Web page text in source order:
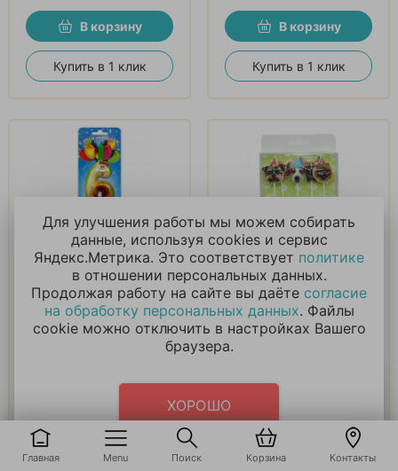
Главная Menu Поиск Корзина Контакты
В корзину
Купить в 1 клик
В корзину
Купить в 1 клик
Свеча в виде
животных цифра 6
210₽
Свеча Фигура,
Собачки, 6 см, 5 шт
250₽
Для улучшения работы мы можем собирать
данные, используя cookies и сервис
Яндекс.Метрика. Это соответствует политике
в отношении персональных данных.
Продолжая работу на сайте вы даёте согласие
на обработку персональных данных. Файлы
cookie можно отключить в настройках Вашего
браузера.
ХОРОШО